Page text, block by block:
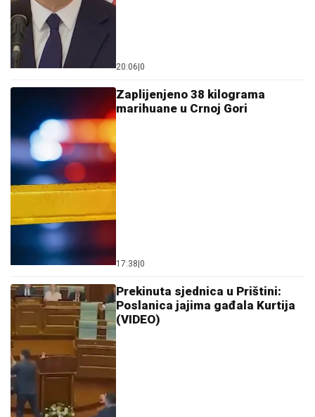
20:06 0
Zaplijenjeno 38 kilograma
marihuane u Crnoj Gori
17:38 0
Prekinuta sjednica u Prištini:
Poslanica jajima gađala Kurtija
(VIDEO)